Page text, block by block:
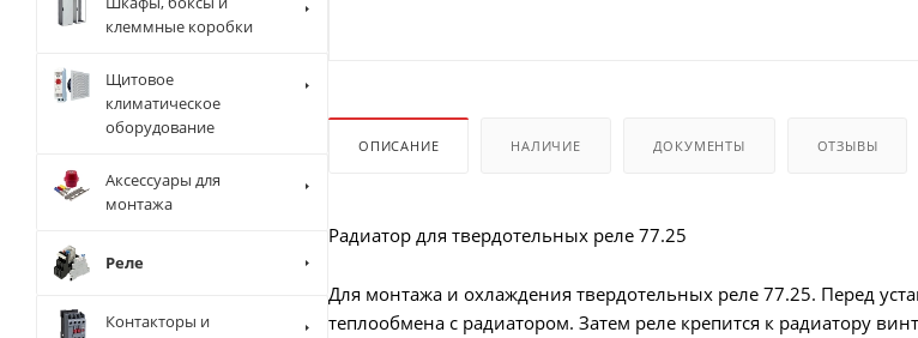
ОПИСАНИЕ НАЛИЧИЕ ДОКУМЕНТЫ ОТЗЫВЫ
Радиатор для твердотельных реле 77.25
Для монтажа и охлаждения твердотельных реле 77.25. Перед
теплообмена с радиатором. Затем реле крепится к радиатору
клеммные коробки
Щитовое
климатическое
оборудование
Аксессуары для
монтажа
Реле
Контакторы и